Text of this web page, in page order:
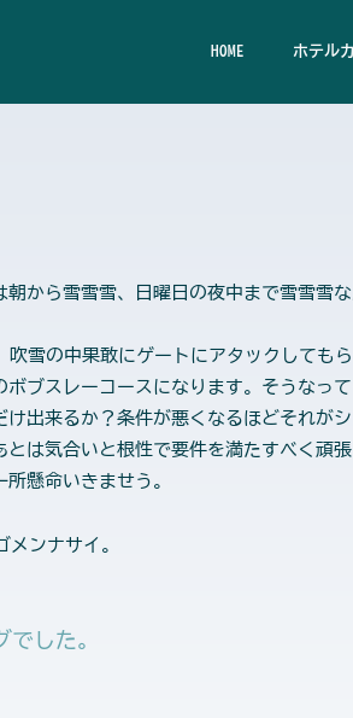
HOME ホテル
から雪雪雪、日曜日の夜中まで雪雪雪
雪の中果敢にゲートにアタックしても
ブスレーコースになります。そうなっ
出来るか？条件が悪くなるほどそれが
は気合いと根性で要件を満たすべく頑
懸命いきませう。
ンナサイ。
でした。